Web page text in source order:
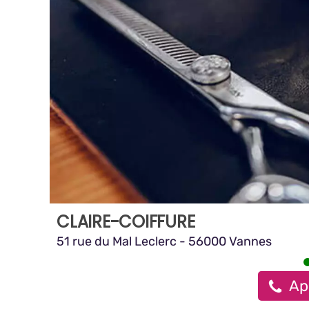
CLAIRE-COIFFURE
51 rue du Mal Leclerc - 56000 Vannes